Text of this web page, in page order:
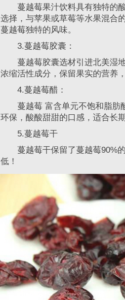
蔓越莓果汁饮料具有独特的酸
选择，与苹果或草莓等水果混合
蔓越莓独特的风味。
3.蔓越莓胶囊：
蔓越莓胶囊选材引进北美湿地
浓缩活性成分，保留果实的营养
4.蔓越莓醋：
蔓越莓 富含单元不饱和脂肪
环保，酸酸甜甜的口感，适合长期
5.蔓越莓干
蔓越莓干保留了蔓越莓90%的
低！